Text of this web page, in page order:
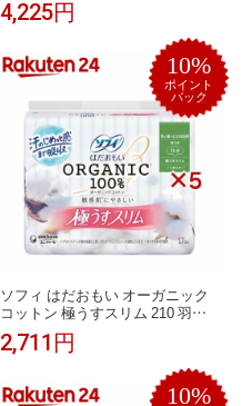
はだおもいオーガニック】
4,225円
10%
ポイント
バック
ソフィ はだおもい オーガニック
コットン 極うすスリム 210 羽つ
き(17枚入×5セット)【ソフィはだ
おもいオーガニック極うすスリ
2,711円
10%